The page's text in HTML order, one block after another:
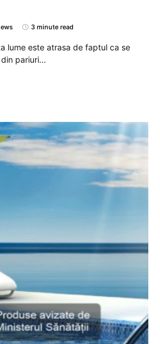
3 minute read
lume este atrasa de faptul ca se
pariuri…